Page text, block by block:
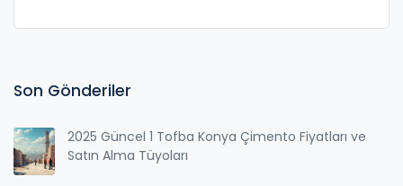
Son Gönderiler
2025 Güncel 1 Tofba Konya Çimento Fiyatları ve
Satın Alma Tüyoları